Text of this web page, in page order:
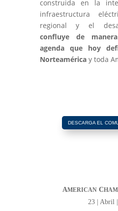
construida en la
infraestructura
regional y el
confluye de
agenda que hoy
Norteaméricay toda
DESCARGA EL
AMERICANC
23 | Abril